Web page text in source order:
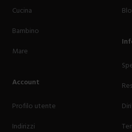
Cucina
Bambino
Mare
Account
Profilo utente
Indirizzi